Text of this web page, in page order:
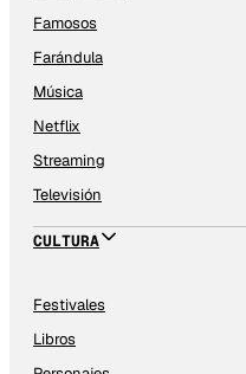
Famosos
Farándula
Música
Netflix
Streaming
Televisión
CULTURA
Festivales
Libros